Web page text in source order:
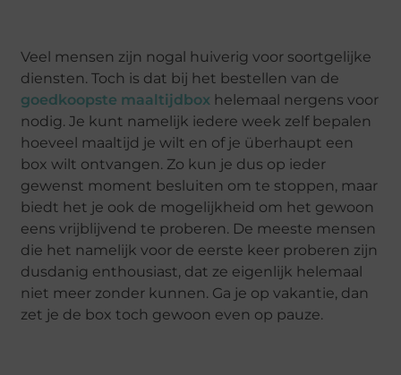
Veel mensen zijn nogal huiverig voor soortgelijke
diensten. Toch is dat bij het bestellen van de
goedkoopste maaltijdbox helemaal nergens voor
nodig. Je kunt namelijk iedere week zelf bepalen
hoeveel maaltijd je wilt en of je überhaupt een
box wilt ontvangen. Zo kun je dus op ieder
gewenst moment besluiten om te stoppen, maar
biedt het je ook de mogelijkheid om het gewoon
eens vrijblijvend te proberen. De meeste mensen
die het namelijk voor de eerste keer proberen zijn
dusdanig enthousiast, dat ze eigenlijk helemaal
niet meer zonder kunnen. Ga je op vakantie, dan
zet je de box toch gewoon even op pauze.